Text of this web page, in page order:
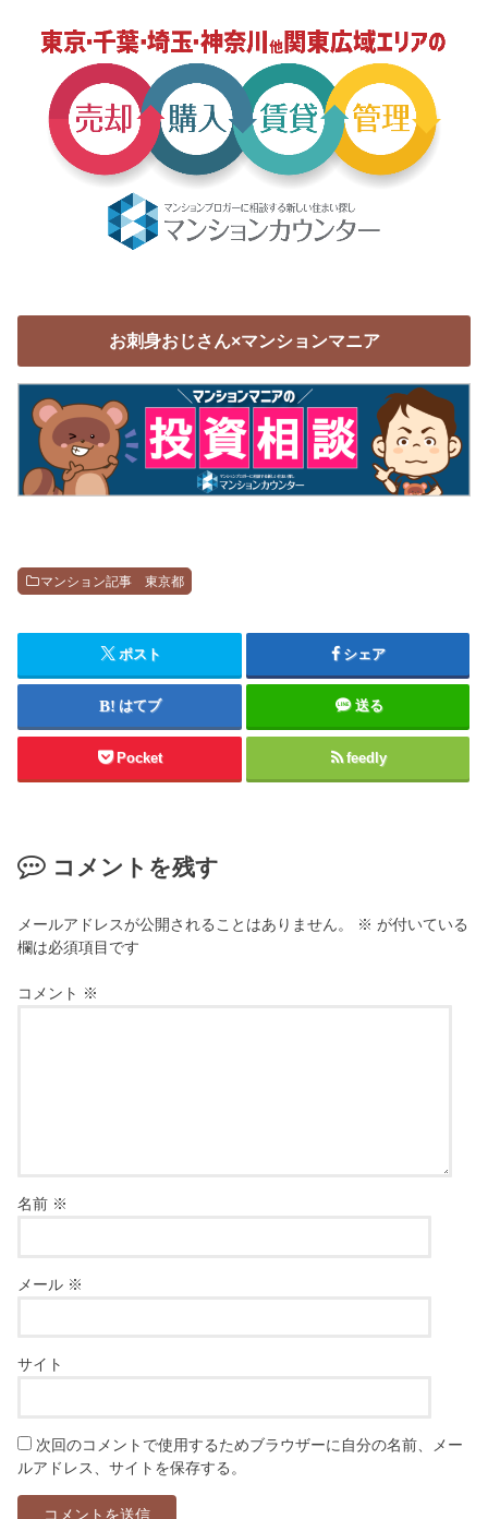
お刺身おじさん×マンションマニア
マンション記事 東京都
ポスト シェア
はてブ 送る
Pocket feedly
コメントを残す
メールアドレスが公開されることはありません。 ※ が付いている
欄は必須項目です
コメント ※
名前 ※
メール ※
サイト
次回のコメントで使用するためブラウザーに自分の名前、メー
ルアドレス、サイトを保存する。